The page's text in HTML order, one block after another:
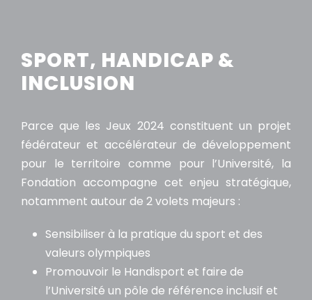
SPORT, HANDICAP &
INCLUSION
Parce que les Jeux 2024 constituent un projet
fédérateur et accélérateur de développement
pour le territoire comme pour l’Université, la
Fondation accompagne cet enjeu stratégique,
notamment autour de 2 volets majeurs :
Sensibiliser à la pratique du sport et des
valeurs olympiques
Promouvoir le Handisport et faire de
l’Université un pôle de référence inclusif et